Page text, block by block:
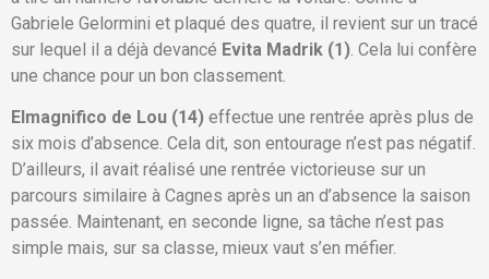
Gabriele Gelormini et plaqué des quatre, il revient sur un tracé
sur lequel il a déjà devancé Evita Madrik (1). Cela lui confère
une chance pour un bon classement.
Elmagnifico de Lou (14) effectue une rentrée après plus de
six mois d’absence. Cela dit, son entourage n’est pas négatif.
D’ailleurs, il avait réalisé une rentrée victorieuse sur un
parcours similaire à Cagnes après un an d’absence la saison
passée. Maintenant, en seconde ligne, sa tâche n’est pas
simple mais, sur sa classe, mieux vaut s’en méfier.